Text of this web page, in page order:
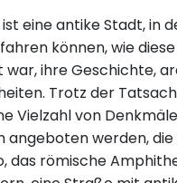
eine antike Stadt, in
können, wie
war, ihre Geschichte,
Trotz der
Vielzahl von
angeboten werden,
das römische